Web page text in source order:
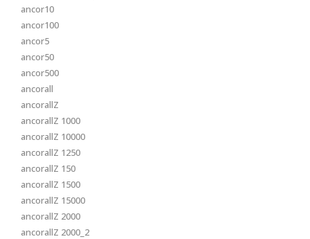
ancor10
ancor100
ancor5
ancor50
ancor500
ancorall
ancorallZ
ancorallZ 1000
ancorallZ 10000
ancorallZ 1250
ancorallZ 150
ancorallZ 1500
ancorallZ 15000
ancorallZ 2000
ancorallZ 2000_2